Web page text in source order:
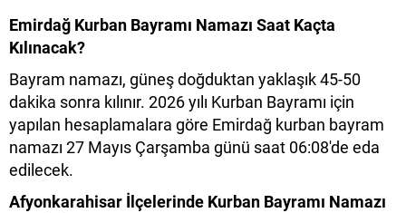
Emirdağ​ Kurban Bayramı Namazı Saat Kaçta
Kılınacak?
Bayram namazı, güneş doğduktan yaklaşık 45-50
dakika sonra kılınır. 2026 yılı Kurban Bayramı için
yapılan hesaplamalara göre Emirdağ kurban bayram
namazı 27 Mayıs Çarşamba günü saat 06:08'de eda
edilecek.
Afyonkarahisar İlçelerinde Kurban Bayramı Namazı